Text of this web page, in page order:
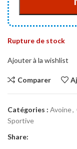
Rupture de stock
Ajouter à la wishlist
Comparer
Catégories : Avoine,
Sportive
Share: